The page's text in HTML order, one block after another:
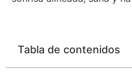
Tabla de contenidos